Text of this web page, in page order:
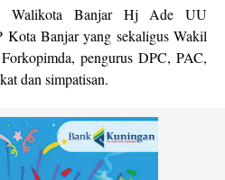
Walikota Banjar Hj Ade UU
Banjar yang sekaligus Wakil
pengurus DPC, PAC,
dan simpatisan.